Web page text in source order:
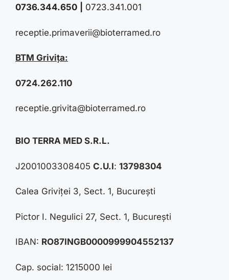
0736.344.650 0723.341.001
receptie.primaverii@bioterramed.ro
BTM Grivița:
0724.262.110
receptie.grivita@bioterramed.ro
BIO TERRA MED S.R.L.
J2001003308405 C.U.I: 13798304
Calea Griviței 3, Sect. 1, București
Pictor I. Negulici 27, Sect. 1, București
IBAN: RO87INGB0000999904552137
Cap. social: 1215000 lei